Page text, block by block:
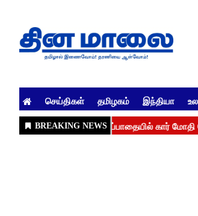
செய்திகள் தமிழகம் இந்தியா